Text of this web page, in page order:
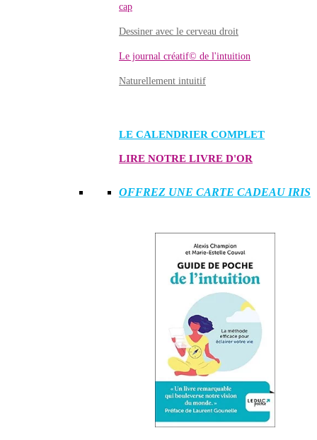
cap
Dessiner avec le cerveau droit
Le journal créatif© de l'intuition
Naturellement intuitif
LE CALENDRIER COMPLET
LIRE NOTRE LIVRE D'OR
OFFREZ UNE CARTE CADEAU IRIS